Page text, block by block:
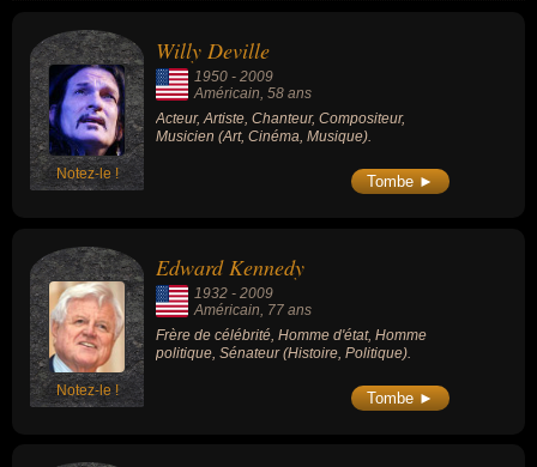
business, de la télévision, de l'invention, de la littérature ou
marionnettisme. Ces célébrités peuvent également avoir été acteur,
artiste, chanteur, compositeur, musicien, frère de célébrité, homme
d'état, homme politique, sénateur, footballeur, sportif, conjoint de
célébrité, président, cinéaste, homme d'affaire, producteur,
scénariste, accordéoniste, saxophoniste, guitariste, inventeur,
écrivain, poète ou marionnettiste. En ce qui concerne leurs
américain, espagnol, philippin, francais ou russe par exemple.
Notez-le !
Willy Deville
1950 - 2009
Américain, 58 ans
Acteur, Artiste, Chanteur, Compositeur,
Musicien (Art, Cinéma, Musique).
Tombe ►
Notez-le !
Edward Kennedy
1932 - 2009
Américain , 77 ans
Frère de célébrité, Homme d'état, Homme
politique, Sénateur (Histoire, Politique).
Tombe ►